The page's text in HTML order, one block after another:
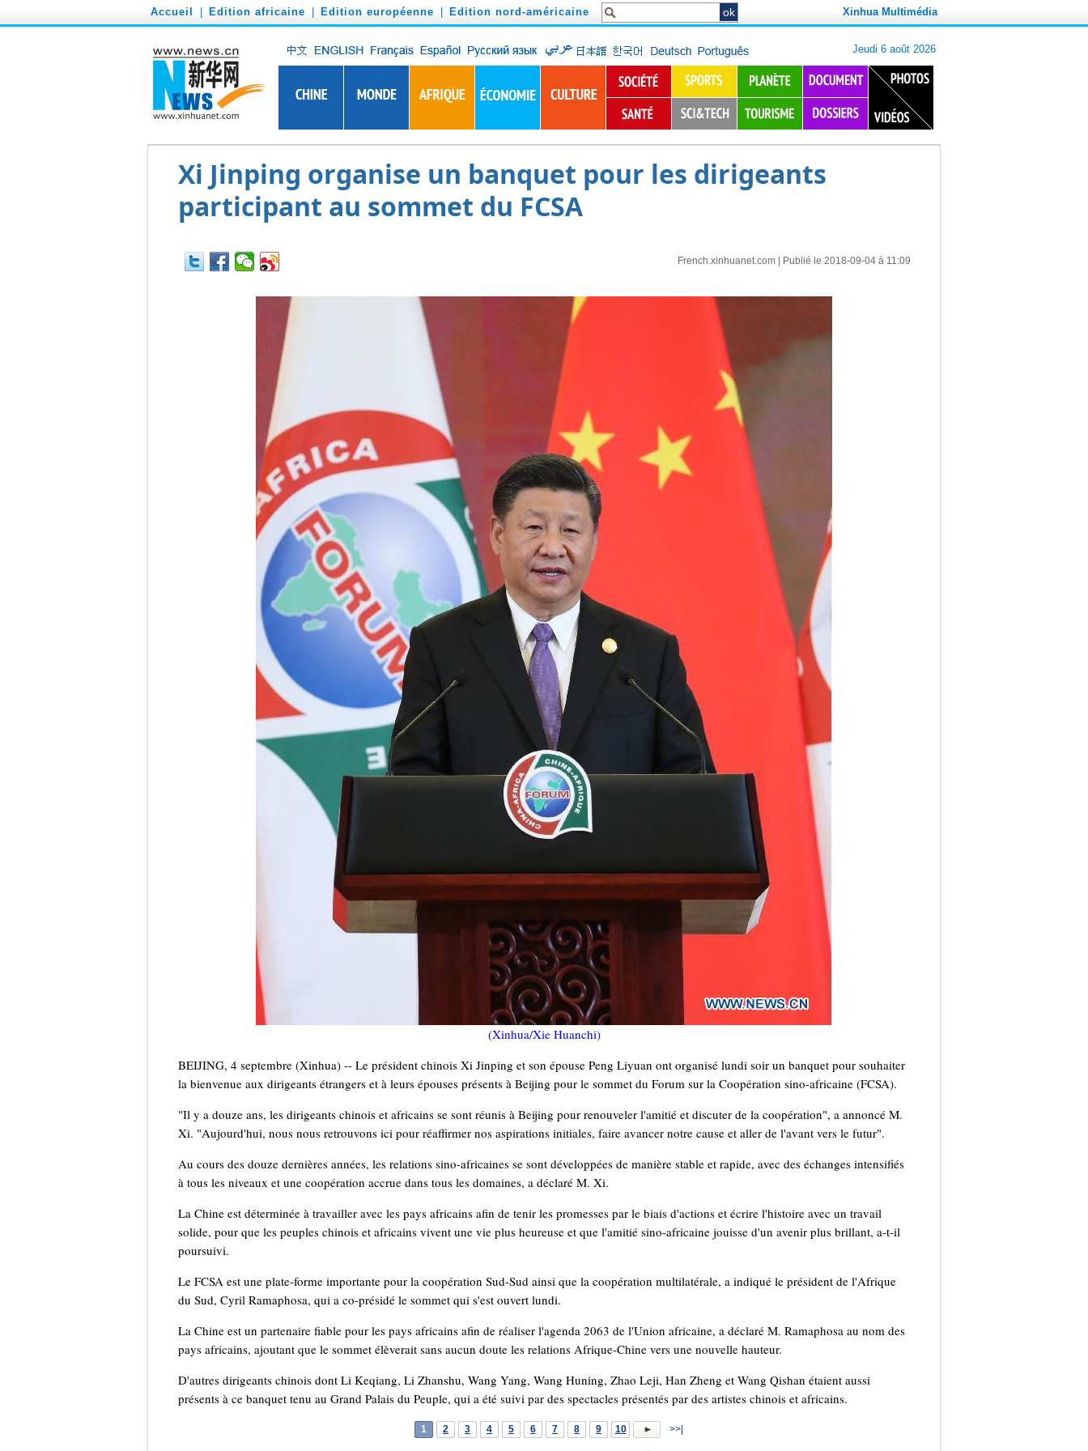
Accueil Edition africaine Edition européenne Edition nord-américaine Xinhua Multimédia
Xi Jinping organise un banquet pour les dirigeants
participant au sommet du FCSA
French.xinhuanet.com| Publié le 2018-09-04 à 11:09
(Xinhua/Xie Huanchi)
BEIJING, 4 septembre (Xinhua) -- Le président chinois Xi Jinping et son épouse Peng Liyuan ont organisé lundi soir un banquet pour souhaiter
la bienvenue aux dirigeants étrangers et à leurs épouses présents à Beijing pour le sommet du Forum sur la Coopération sino-africaine (FCSA).
"Il y a douze ans, les dirigeants chinois et africains se sont réunis à Beijing pour renouveler l'amitié et discuter de la coopération", a annoncé M.
Xi. "Aujourd'hui, nous nous retrouvons ici pour réaffirmer nos aspirations initiales, faire avancer notre cause et aller de l'avant vers le futur".
Au cours des douze dernières années, les relations sino-africaines se sont développées de manière stable et rapide, avec des échanges intensifiés
à tous les niveaux et une coopération accrue dans tous les domaines, a déclaré M. Xi.
La Chine est déterminée à travailler avec les pays africains afin de tenir les promesses par le biais d'actions et écrire l'histoire avec un travail
solide, pour que les peuples chinois et africains vivent une vie plus heureuse et que l'amitié sino-africaine jouisse d'un avenir plus brillant, a-t-il
poursuivi.
Le FCSA est une plate-forme importante pour la coopération Sud-Sud ainsi que la coopération multilatérale, a indiqué le président de l'Afrique
du Sud, Cyril Ramaphosa, qui a co-présidé le sommet qui s'est ouvert lundi.
La Chine est un partenaire fiable pour les pays africains afin de réaliser l'agenda 2063 de l'Union africaine, a déclaré M. Ramaphosa au nom des
pays africains, ajoutant que le sommet élèverait sans aucun doute les relations Afrique-Chine vers une nouvelle hauteur.
D'autres dirigeants chinois dont Li Keqiang, Li Zhanshu, Wang Yang, Wang Huning, Zhao Leji, Han Zheng et Wang Qishan étaient aussi
présents à ce banquet tenu au Grand Palais du Peuple, qui a été suivi par des spectacles présentés par des artistes chinois et africains.
1 2 3 4 5 6 7 8 9 10 >>|